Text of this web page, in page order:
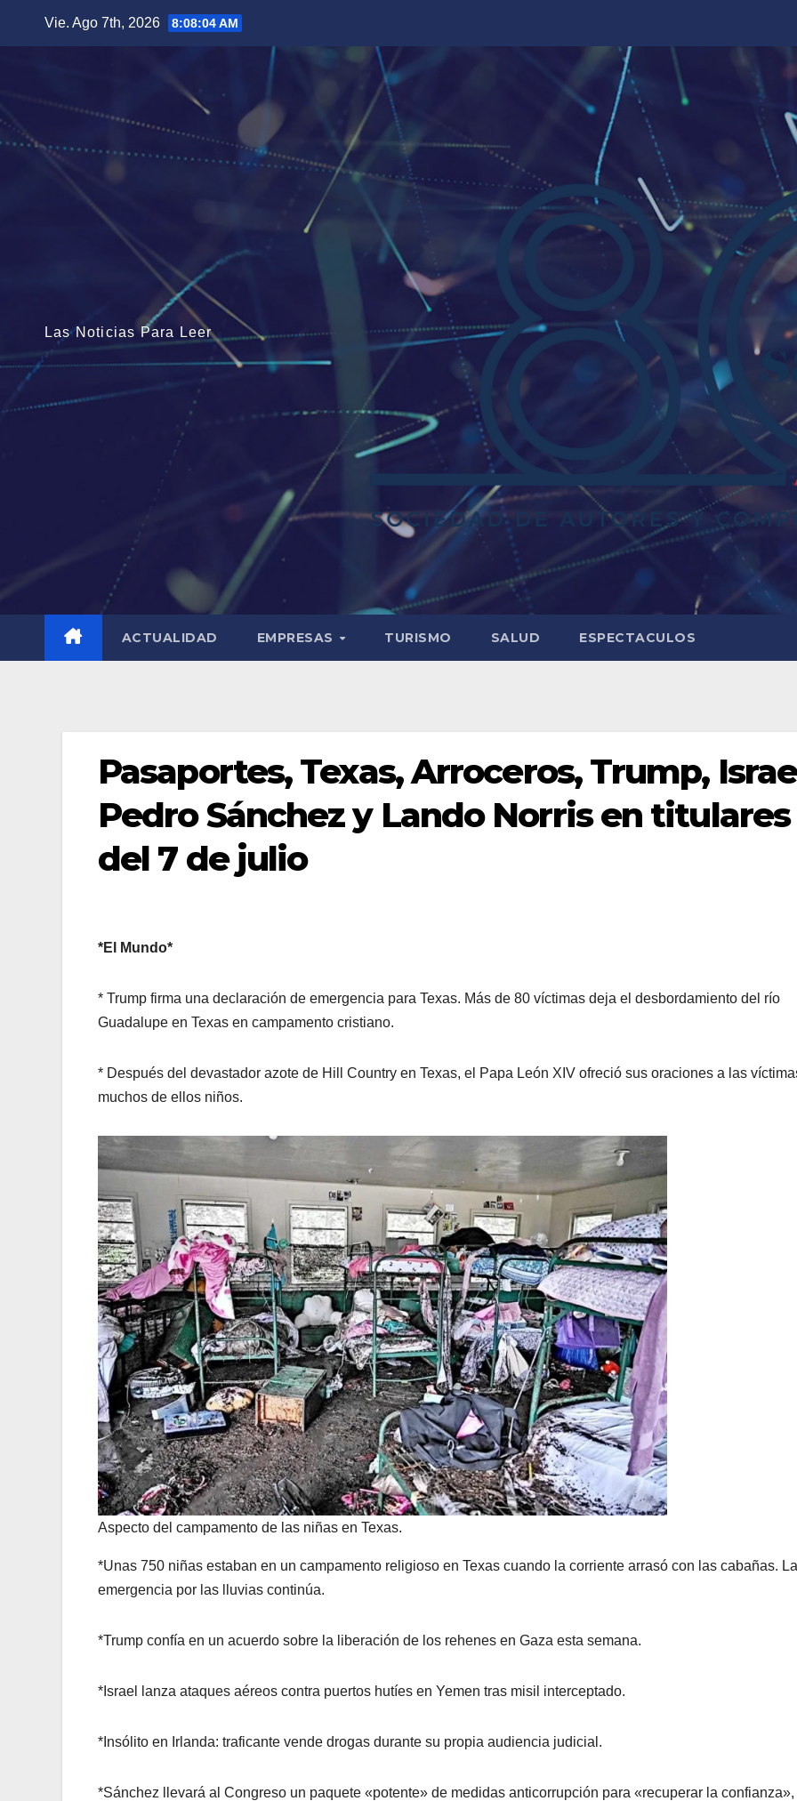
Vie. Ago 7th, 2026 8:08:05 AM
Las Noticias Para Leer
ACTUALIDAD EMPRESAS TURISMO SALUD ESPECTACULOS
Pasaportes, Texas, Arroceros, Trump,
Pedro Sánchez y Lando Norris en titulares
del 7 de julio
*El Mundo*
* Trump firma una declaración de emergencia para Texas. Más de 80 víctimas deja el desbordamiento del río
Guadalupe en Texas en campamento cristiano.
* Después del devastador azote de Hill Country en Texas, el Papa León XIV ofreció sus oraciones a las
muchos de ellos niños.
Aspecto del campamento de las niñas en Texas.
*Unas 750 niñas estaban en un campamento religioso en Texas cuando la corriente arrasó con las cabañas. La
emergencia por las lluvias continúa.
*Trump confía en un acuerdo sobre la liberación de los rehenes en Gaza esta semana.
*Israel lanza ataques aéreos contra puertos hutíes en Yemen tras misil interceptado.
*Insólito en Irlanda: traficante vende drogas durante su propia audiencia judicial.
*Sánchez llevará al Congreso un paquete «potente» de medidas anticorrupción para «recuperar la confianza»,